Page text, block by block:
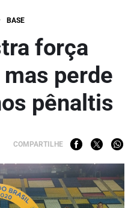
BASE
força
perde
pênaltis
COMPARTILHE